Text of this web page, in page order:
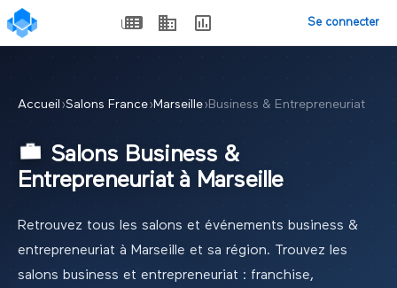
Se connecter
Accueil ›Salons France›Marseille›Business & Entrepreneuriat
💼 Salons Business &
Entrepreneuriatà Marseille
Retrouvez tous les salons et événements business &
entrepreneuriat à Marseille et sa région. Trouvez les
salons business et entrepreneuriat : franchise,